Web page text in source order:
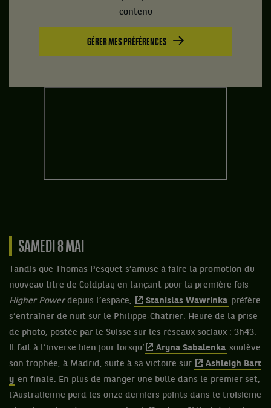
contenu
GÉRER MES PRÉFÉRENCES
SAMEDI 8 MAI
Tandis que Thomas Pesquet s’amuse à faire la promotion du
nouveau titre de Coldplay en lançant pour la première fois
Higher Powerdepuis l’espace, Stanislas Wawrinka préfère
s’entraîner de nuit sur le Philippe‐Chatrier. Heure de la prise
de photo, postée par le Suisse sur les réseaux sociaux : 3h43.
Il fait à l’inverse bien jour lorsqu’
Aryna Sabalenka soulève
son trophée, à Madrid, suite à sa victoire sur
Ashleigh Bart
y en finale. En plus de manger une bulle dans le premier set,
l’Australienne perd les onze derniers points dans le troisième